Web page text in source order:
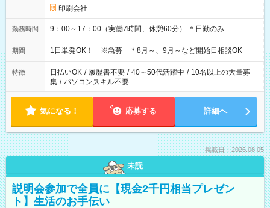
印刷会社
勤務時間 9：00～17：00（実働7時間、休憩60分） ＊日勤のみ
期間 1日単発OK！ ※急募 ＊8月～、9月～など開始日相談OK
特徴 日払いOK / 履歴書不要 / 40～50代活躍中 / 10名以上の大量募
集 / パソコンスキル不要
気になる！ 応募する 詳細へ
掲載日：2026.08.05
未読
説明会参加で全員に【現金2千円相当プレゼン
ト】生活のお手伝い